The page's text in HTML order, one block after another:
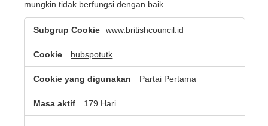
mungkin tidak berfungsi dengan baik.
Cookie
Fungsional
www.britishcouncil.id
hubspotutk
Partai Pertama
179 Hari